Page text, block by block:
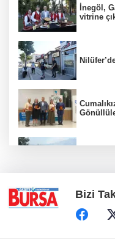
İnegöl,
vitrine
Bizi